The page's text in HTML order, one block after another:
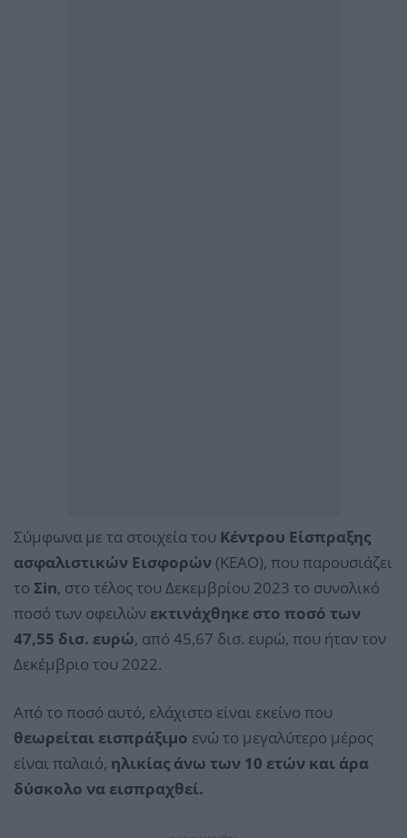
Σύμφωνα με τα στοιχεία του Κέντρου Είσπραξης
ασφαλιστικών Εισφορών (ΚΕΑΟ), που παρουσιάζει
το Σin, στο τέλος του Δεκεμβρίου 2023 το συνολικό
ποσό των οφειλών εκτινάχθηκε στο ποσό των
47,55 δισ. ευρώ, από 45,67 δισ. ευρώ, που ήταν τον
Δεκέμβριο του 2022.
Από το ποσό αυτό, ελάχιστο είναι εκείνο που
θεωρείται εισπράξιμο ενώ το μεγαλύτερο μέρος
είναι παλαιό, ηλικίας άνω των 10 ετών και άρα
δύσκολο να εισπραχθεί.